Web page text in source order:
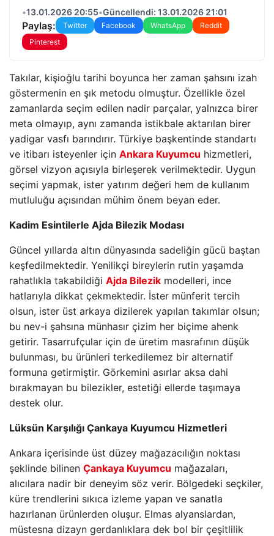
•13.01.2026 20:55•Güncellendi: 13.01.2026 21:01
Paylaş: Twitter Facebook WhatsApp
Reddit
Pinterest
Takılar, kişioğlu tarihi boyunca her zaman şahsını izah
göstermenin en şık metodu olmuştur. Özellikle özel
zamanlarda seçim edilen nadir parçalar, yalnızca birer
meta olmayıp, aynı zamanda istikbale aktarılan birer
yadigar vasfı barındırır. Türkiye başkentinde standartı
ve itibarı isteyenler için Ankara Kuyumcu hizmetleri,
görsel vizyon açısıyla birleşerek verilmektedir. Uygun
seçimi yapmak, ister yatırım değeri hem de kullanım
mutluluğu açısından mühim önem beyan eder.
Kadim Esintilerle Ajda Bilezik Modası
Güncel yıllarda altın dünyasında sadeliğin gücü baştan
keşfedilmektedir. Yenilikçi bireylerin rutin yaşamda
rahatlıkla takabildiği Ajda Bilezik modelleri, ince
hatlarıyla dikkat çekmektedir. İster münferit tercih
olsun, ister üst arkaya dizilerek yapılan takımlar olsun;
bu nev-i şahsına münhasır çizim her biçime ahenk
getirir. Tasarrufçular için de üretim masrafının düşük
bulunması, bu ürünleri terkedilemez bir alternatif
formuna getirmiştir. Görkemini asırlar aksa dahi
bırakmayan bu bilezikler, estetiği ellerde taşımaya
destek olur.
Lüksün Karşılığı Çankaya Kuyumcu Hizmetleri
Ankara içerisinde üst düzey mağazacılığın noktası
şeklinde bilinen Çankaya Kuyumcu mağazaları,
alıcılara nadir bir deneyim söz verir. Bölgedeki seçkiler,
küre trendlerini sıkıca izleme yapan ve sanatla
hazırlanan ürünlerden oluşur. Elmas alyanslardan,
müstesna dizayn gerdanlıklara dek bol bir çeşitlilik